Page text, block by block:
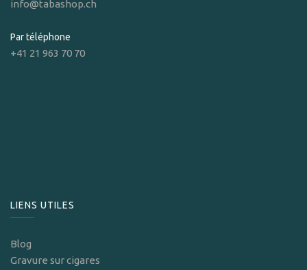
info@tabashop.ch
Par téléphone
+41 21 963 70 70
LIENS UTILES
Blog
Gravure sur cigares